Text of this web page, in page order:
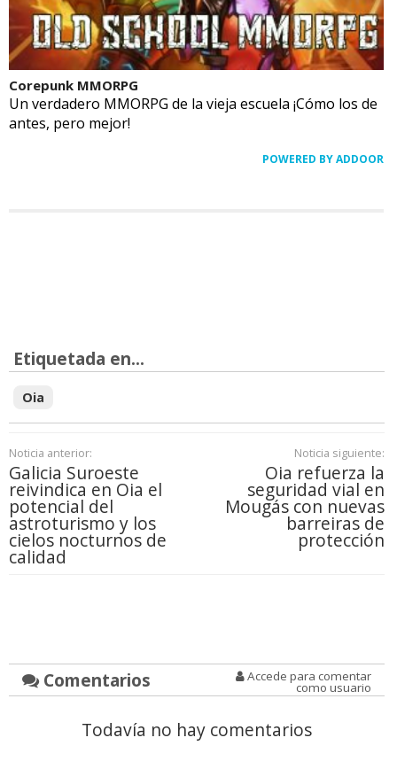
Corepunk MMORPG
Un verdadero MMORPG de la vieja escuela ¡Cómo los de
antes, pero mejor!
POWERED BY ADDOOR
Etiquetada en...
Oia
Noticia anterior:
Galicia Suroeste
reivindica en Oia el
potencial del
astroturismo y los
cielos nocturnos de
calidad
Noticia siguiente:
Oia refuerza la
seguridad vial en
Mougás con nuevas
barreiras de
protección
Comentarios Accede para comentar
como usuario
Todavía no hay comentarios